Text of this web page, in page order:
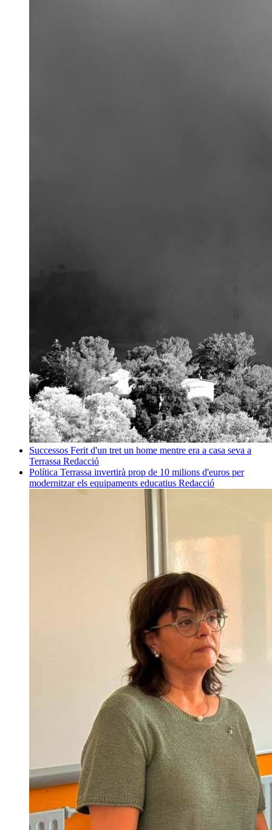
Successos Ferit d'un tret un home mentre era a casa seva a
Terrassa Redacció
Política Terrassa invertirà prop de 10 milions d'euros per
modernitzar els equipaments educatius Redacció